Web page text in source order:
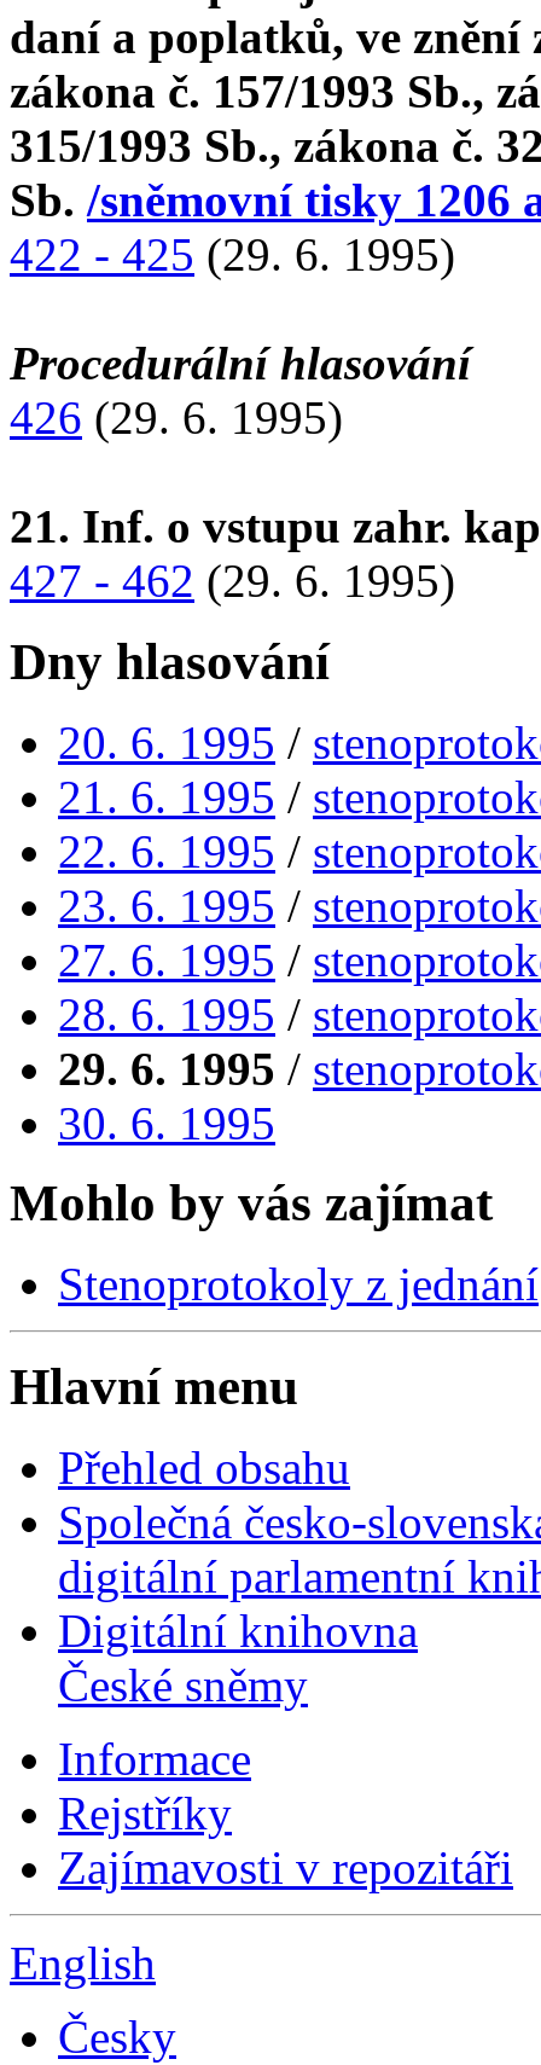
daní a poplatků, ve znění
zákona č. 157/1993 Sb.,
315/1993 Sb., zákona č.
Sb. /sněmovní tisky 1206
422 - 425 (29. 6. 1995)
Procedurální hlasování
426 (29. 6. 1995)
21. Inf. o vstupu zahr.
427 - 462 (29. 6. 1995)
Dny hlasování
20. 6. 1995 /
21. 6. 1995 /
22. 6. 1995 /
23. 6. 1995 /
27. 6. 1995 /
28. 6. 1995 /
29. 6. 1995 /
30. 6. 1995
Mohlo by vás zajímat
Stenoprotokoly z jednání
Hlavní menu
Přehled obsahu
Společná česko-
digitální parlamentní
Digitální knihovna
České sněmy
Informace
Rejstříky
Zajímavosti v repozitáři
English
Česky